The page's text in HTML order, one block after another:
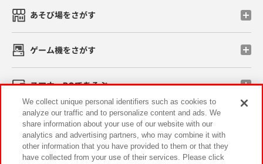
あそび場をさがす
ゲーム機をさがす
スマホ・PCであそぶ
イベント・キャンペーン
We collect unique personal identifiers such as cookies to
analyze our traffic and to personalize content and ads. We
share information about your use of our website with our
analytics and advertising partners, who may combine it with
other information that you have provided to them or that they
have collected from your use of their services. Please click